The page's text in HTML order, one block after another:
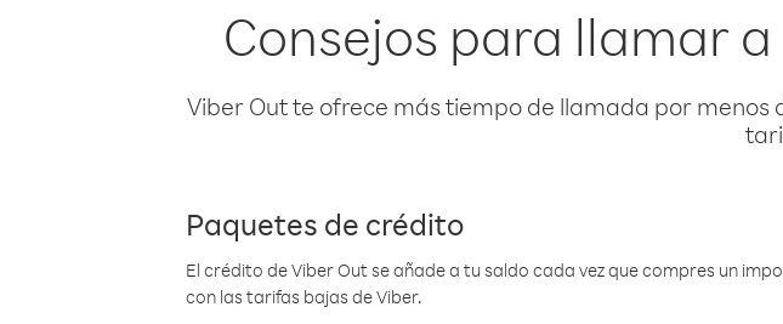
Consejos para llamar
Viber Out te ofrece más tiempo de llamada por menos
Paquetes de crédito
El crédito de Viber Out se añade a tu saldo cada vez que compres un
con las tarifas bajas de Viber.